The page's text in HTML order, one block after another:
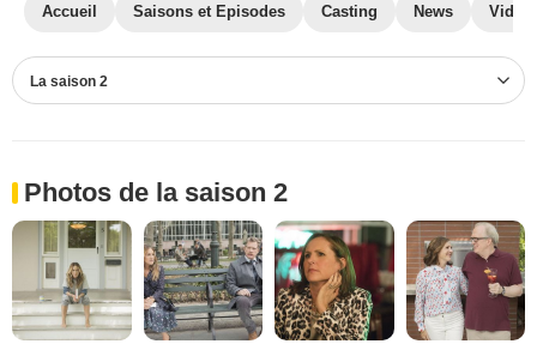
Accueil Saisons et Episodes Casting News
La saison 2
Photos de la saison 2